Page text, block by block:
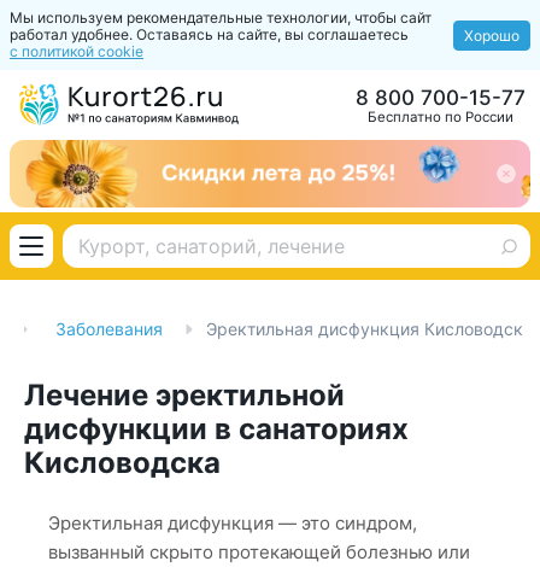
Мы используем рекомендательные технологии, чтобы сайт
работал удобнее. Оставаясь на сайте, вы соглашаетесь
с политикой cookie
Хорошо
Бесплатно по России
8 800 700-15-77
Заболевания Эректильная дисфункция Кисловодск
Лечение эректильной
дисфункции в санаториях
Кисловодска
Эректильная дисфункция — это синдром,
вызванный скрыто протекающей болезнью или